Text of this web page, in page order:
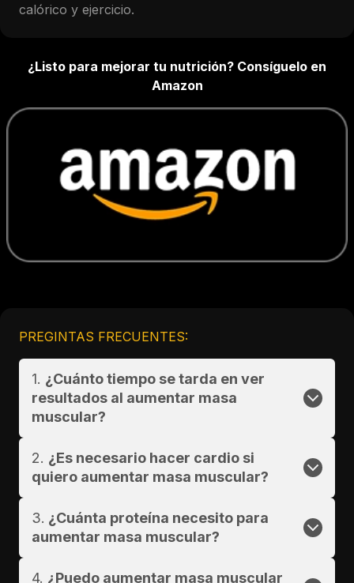
calórico y ejercicio.
¿Listo para mejorar tu nutrición? Consíguelo en
Amazon
PREGINTAS FRECUENTES:
1. ¿Cuánto tiempo se tarda en ver
resultados al aumentar masa
muscular?
2. ¿Es necesario hacer cardio si
quiero aumentar masa muscular?
3. ¿Cuánta proteína necesito para
aumentar masa muscular?
4. ¿Puedo aumentar masa muscular